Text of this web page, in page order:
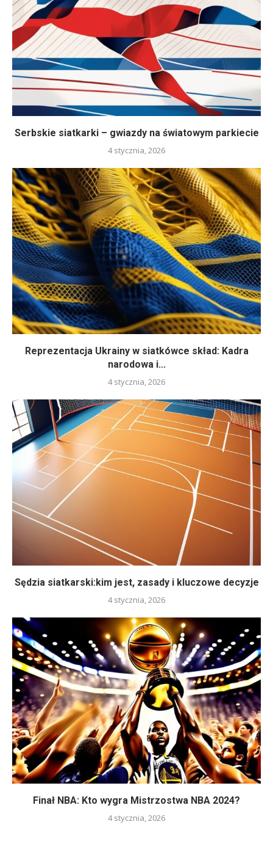
Serbskie siatkarki – gwiazdy na światowym parkiecie
4 stycznia, 2026
Reprezentacja Ukrainy w siatkówce skład: Kadra
narodowa i...
4 stycznia, 2026
Sędzia siatkarski:kim jest, zasady i kluczowe decyzje
4 stycznia, 2026
Finał NBA: Kto wygra Mistrzostwa NBA 2024?
4 stycznia, 2026